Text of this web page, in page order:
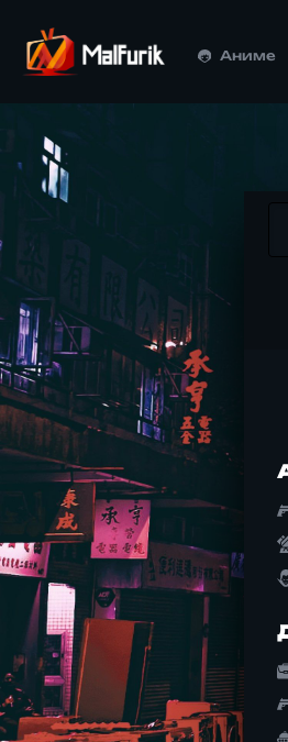
Аниме